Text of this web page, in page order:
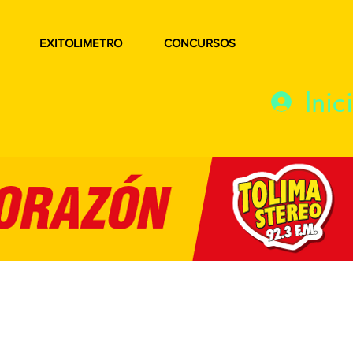
EXITOLIMETRO CONCURSOS